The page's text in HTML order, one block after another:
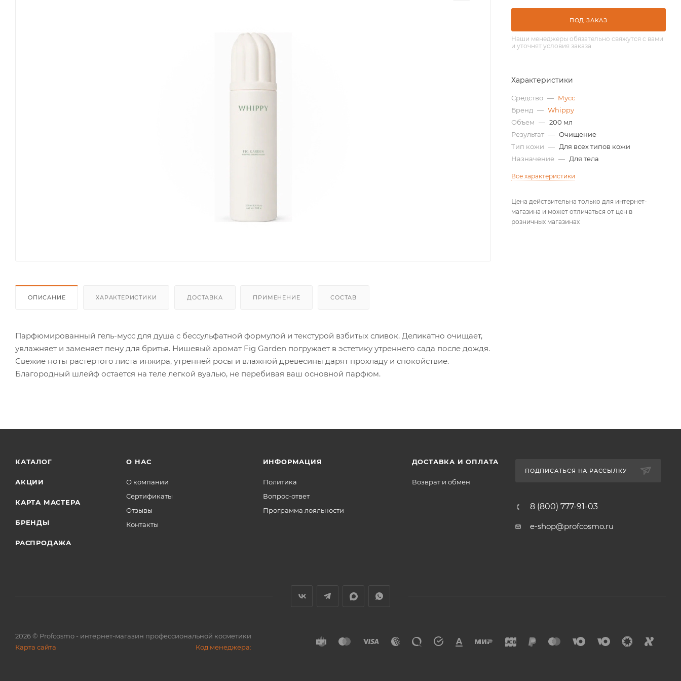
ОПИСАНИЕ ХАРАКТЕРИСТИКИ ДОСТАВКА ПРИМЕНЕНИЕ СОСТАВ
Парфюмированный гель-мусс для душа с бессульфатной формулой и текстурой взбитых сливок. Деликатно очищает,
увлажняет и заменяет пену для бритья. Нишевый аромат Fig Garden погружает в эстетику утреннего сада после дождя.
Свежие ноты растертого листа инжира, утренней росы и влажной древесины дарят прохладу и спокойствие.
Благородный шлейф остается на теле легкой вуалью, не перебивая ваш основной парфюм.
ПОД ЗАКАЗ
Наши менеджеры обязательно свяжутся с вами
и уточнят условия заказа
Характеристики
Средство — Мусс
Бренд — Whippy
Объем — 200 мл
Результат — Очищение
Тип кожи — Для всех типов кожи
Назначение — Для тела
Все характеристики
Цена действительна только для интернет-
магазина и может отличаться от цен в
розничных магазинах
КАТАЛОГ
АКЦИИ
КАРТА МАСТЕРА
БРЕНДЫ
РАСПРОДАЖА
О НАС
О компании
Сертификаты
Отзывы
Контакты
ИНФОРМАЦИЯ
Политика
Вопрос-ответ
Программа лояльности
ДОСТАВКА И ОПЛАТА
Возврат и обмен
ПОДПИСАТЬСЯ НА РАССЫЛКУ
8 (800) 777-91-03
e-shop@profcosmo.ru
2026© Profcosmo - интернет-магазин профессиональной косметики
Карта сайта
Код менеджера: